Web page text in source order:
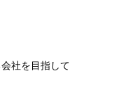
社を目指して